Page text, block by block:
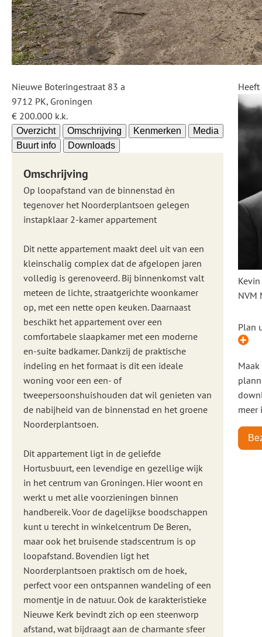
Nieuwe Boteringestraat 83 a
9712 PK, Groningen
€ 200.000 k.k.
Overzicht Omschrijving Kenmerken
Media
Buurt info
Downloads
Omschrijving
Op loopafstand van de binnenstad èn
tegenover het Noorderplantsoen gelegen
instapklaar 2-kamer appartement
Dit nette appartement maakt deel uit van een
kleinschalig complex dat de afgelopen jaren
volledig is gerenoveerd. Bij binnenkomst valt
meteen de lichte, straatgerichte woonkamer
op, met een nette open keuken. Daarnaast
beschikt het appartement over een
comfortabele slaapkamer met een moderne
en-suite badkamer. Dankzij de praktische
indeling en het formaat is dit een ideale
woning voor een een- of
tweepersoonshuishouden dat wil genieten van
de nabijheid van de binnenstad en het groene
Noorderplantsoen.
Dit appartement ligt in de geliefde
Hortusbuurt, een levendige en gezellige wijk
in het centrum van Groningen. Hier woont en
werkt u met alle voorzieningen binnen
handbereik. Voor de dagelijkse boodschappen
kunt u terecht in winkelcentrum De Beren,
maar ook het bruisende stadscentrum is op
loopafstand. Bovendien ligt het
Noorderplantsoen praktisch om de hoek,
perfect voor een ontspannen wandeling of een
momentje in de natuur. Ook de karakteristieke
Nieuwe Kerk bevindt zich op een steenworp
afstand, wat bijdraagt aan de charmante sfeer
Heeft
NVM
Plan
meer